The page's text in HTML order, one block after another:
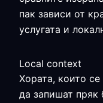
пак зависи от
услугата и
Local context
Хората, които
да запишат пряк